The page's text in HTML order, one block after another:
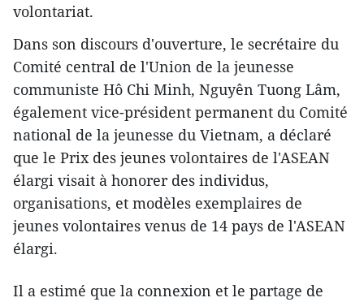
volontariat.
Dans son discours d'ouverture, le secrétaire du
Comité central de l'Union de la jeunesse
communiste Hô Chi Minh, Nguyên Tuong Lâm,
également vice-président permanent du Comité
national de la jeunesse du Vietnam, a déclaré
que le Prix des jeunes volontaires de l'ASEAN
élargi visait à honorer des individus,
organisations, et modèles exemplaires de
jeunes volontaires venus de 14 pays de l'ASEAN
élargi.
Il a estimé que la connexion et le partage de